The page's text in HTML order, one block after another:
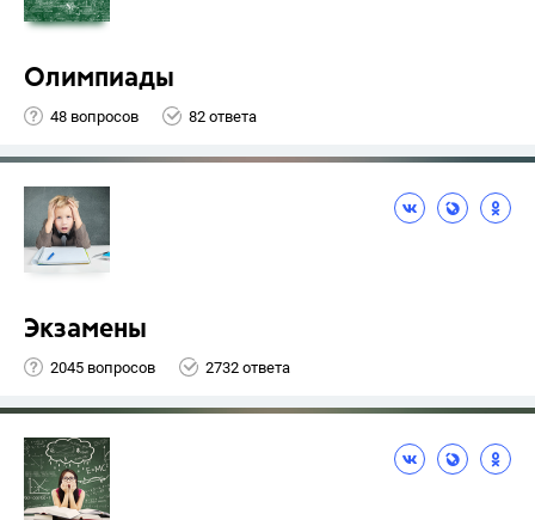
Олимпиады
48 вопросов 82 ответа
Экзамены
2045 вопросов 2732 ответа